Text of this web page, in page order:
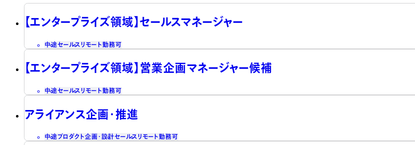
【エンタープライズ領域】セールスマネージャー
中途セールス リモート勤務可
【エンタープライズ領域】営業企画マネージャー候補
中途セールス リモート勤務可
アライアンス企画・推進
中途プロダクト企画・設計セールス リモート勤務可